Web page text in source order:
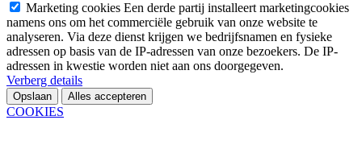
Marketing cookies Een derde partij installeert marketingcookies
namens ons om het commerciële gebruik van onze website te
analyseren. Via deze dienst krijgen we bedrijfsnamen en fysieke
adressen op basis van de IP-adressen van onze bezoekers. De IP-
adressen in kwestie worden niet aan ons doorgegeven.
Verberg details
Opslaan Alles accepteren
COOKIES